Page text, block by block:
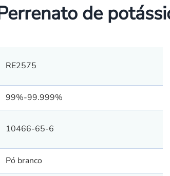
de
RE2575
99%-99.999%
10466-65-6
Pó branco